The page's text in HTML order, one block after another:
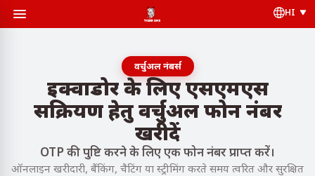
HI
वर्चुअल नंबर्स
इक्वाडोर के लिए एसएमएस
सक्रियण हेतु वर्चुअल फोन नंबर
खरीदें
OTP की पुष्टि करने के लिए एक फोन नंबर प्राप्त करें।
ऑनलाइन खरीदारी, बैंकिंग, चैटिंग या स्ट्रीमिंग करते समय त्वरित और सुरक्षित